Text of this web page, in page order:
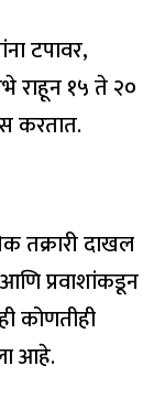
टपावर,
राहून १५ ते २०
करतात.
तक्रारी दाखल
प्रवाशांकडून
कोणतीही
आहे.